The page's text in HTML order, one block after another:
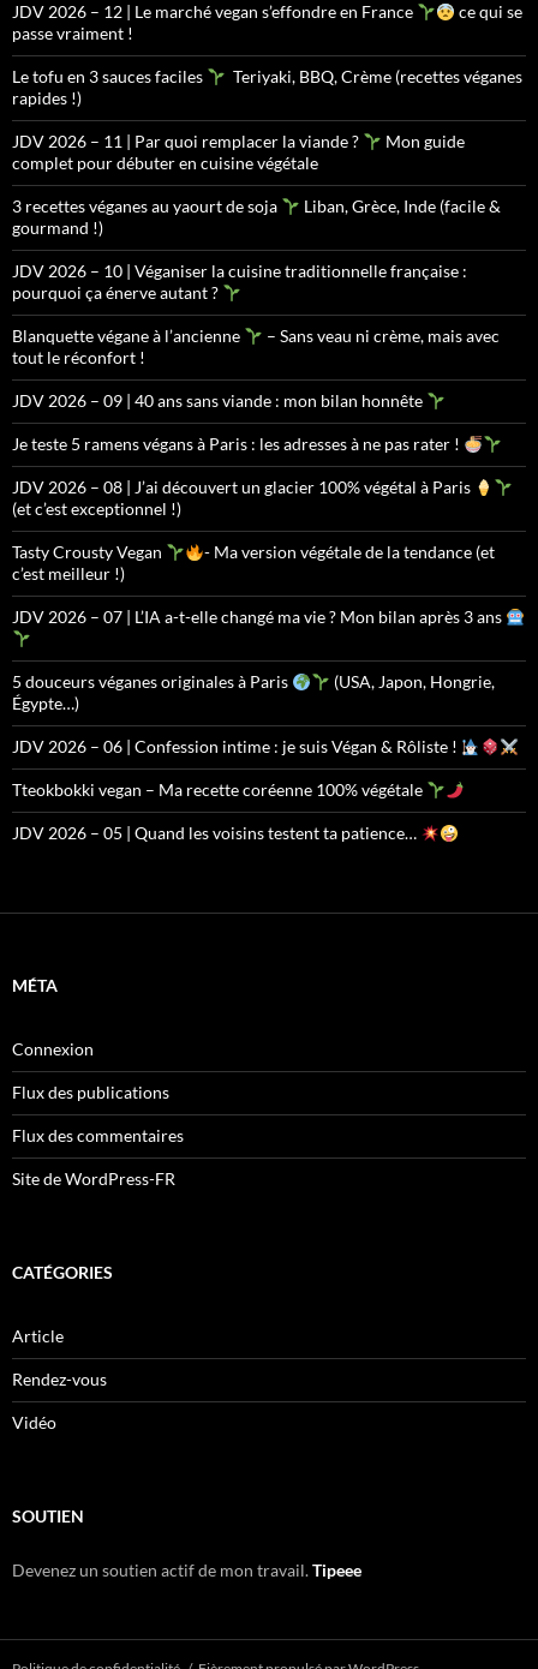
JDV 2026 – 12 | Le marché vegan s’effondre en France
ce qui se
passe vraiment !
Le tofu en 3 sauces faciles
Teriyaki, BBQ, Crème (recettes véganes
rapides !)
JDV 2026 – 11 | Par quoi remplacer la viande ?
Mon guide
complet pour débuter en cuisine végétale
3 recettes véganes au yaourt de soja
Liban, Grèce, Inde (facile &
gourmand !)
JDV 2026 – 10 | Véganiser la cuisine traditionnelle française :
pourquoi ça énerve autant ?
Blanquette végane à l’ancienne
– Sans veau ni crème, mais avec
tout le réconfort !
JDV 2026 – 09 | 40 ans sans viande : mon bilan honnête
Je teste 5 ramens végans à Paris : les adresses à ne pas rater !
JDV 2026 – 08 | J’ai découvert un glacier 100% végétal à Paris
(et c’est exceptionnel !)
Tasty Crousty Vegan
- Ma version végétale de la tendance (et
c’est meilleur !)
JDV 2026 – 07 | L’IA a-t-elle changé ma vie ? Mon bilan après 3 ans
5 douceurs véganes originales à Paris
(USA, Japon, Hongrie,
Égypte…)
JDV 2026 – 06 | Confession intime : je suis Végan & Rôliste !
Tteokbokki vegan – Ma recette coréenne 100% végétale
JDV 2026 – 05 | Quand les voisins testent ta patience…
MÉTA
Connexion
Flux des publications
Flux des commentaires
Site de WordPress-FR
CATÉGORIES
Article
Rendez-vous
Vidéo
SOUTIEN
Devenez un soutien actif de mon travail.Tipeee